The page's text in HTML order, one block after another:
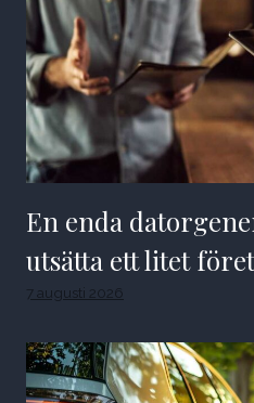
En enda
utsätta ett litet
7 augusti 2026